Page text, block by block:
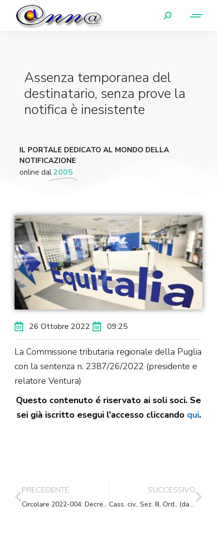
Assenza temporanea del
destinatario, senza prove la
notifica è inesistente
IL PORTALE DEDICATO AL MONDO DELLA
NOTIFICAZIONE
online dal2005
26 Ottobre 2022 09:25
La Commissione tributaria regionale della Puglia
con la sentenza n. 2387/26/2022 (presidente e
relatore Ventura)
Questo contenuto é riservato ai soli soci. Se
sei già iscritto esegui l'accesso cliccando qui.
PRECEDENTE
Circolare 2022-004: Decreto di esproprio: competenza notificatoria
SUCCESSIVO
Cass. civ., Sez. III, Ord., (data ud. 29/09/2022) 27/10/2022, n. 31845